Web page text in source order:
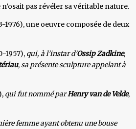
pas révéler sa véritable nature.
1976), une oeuvre composée de deux
1957), qui, à l’instar d’Ossip Zadkine,
,sa présente sculpture appelant à
qui fut nommé parHenry van de Velde,
femme ayant obtenu une bouse